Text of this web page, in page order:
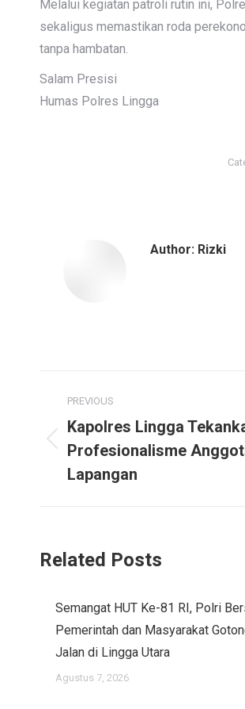
Melalui kegiatan patroli rutin ini,
sekaligus memastikan roda
tanpa hambatan.
Salam Presisi
Humas Polres Lingga
Author: Rizki
navigation
PREVIOUS
Previous
post:
Kapolres Lingga
Profesionalisme
Lapangan
Related Posts
Semangat HUT Ke-81 RI, Polri
Pemerintah dan Masyarakat
Jalan di Lingga Utara
Agustus 7, 2026